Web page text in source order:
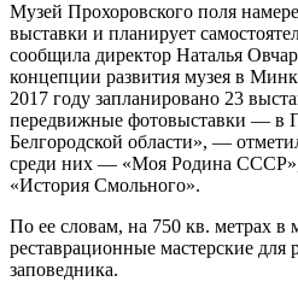
Музей Прохоровского поля
выставки и планирует
сообщила директор Наталья
концепции развития музея в
2017 году запланировано 23
передвижные фотовыставки — в
Белгородской области», —
среди них — «Моя Родина
«История Смольного».
По ее словам, на 750 кв. метрах в
реставрационные мастерские для
заповедника.